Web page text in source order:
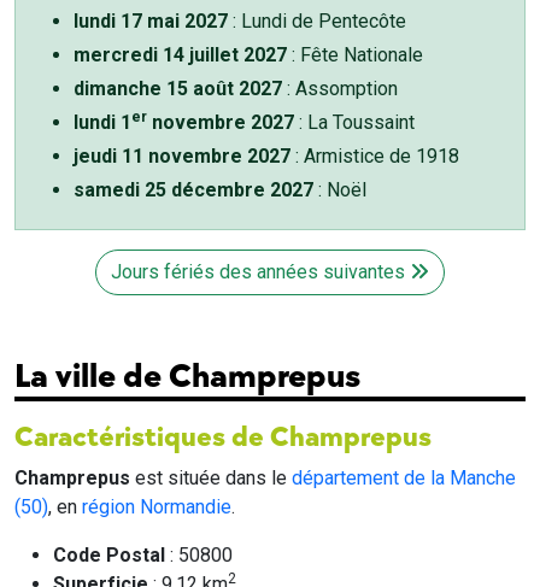
lundi 17 mai 2027 : Lundi de Pentecôte
mercredi 14 juillet 2027 : Fête Nationale
dimanche 15 août 2027 : Assomption
lundi 1 er novembre 2027 : La Toussaint
jeudi 11 novembre 2027 : Armistice de 1918
samedi 25 décembre 2027 : Noël
Jours fériés des années suivantes
La ville de Champrepus
Caractéristiques de Champrepus
Champrepus est située dans le département de la Manche
(50), en région Normandie.
Code Postal : 50800
2